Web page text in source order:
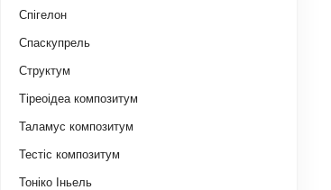
Спігелон
Спаскупрель
Структум
Тіреоідеа композитум
Таламус композитум
Тестіс композитум
Тоніко Іньель